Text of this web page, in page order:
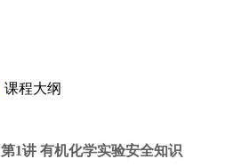
课程大纲
第1讲 有机化学实验安全知识